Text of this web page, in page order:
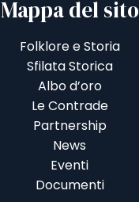
Mappa del sito
Folklore e Storia
Sfilata Storica
Albo d’oro
Le Contrade
Partnership
News
Eventi
Documenti